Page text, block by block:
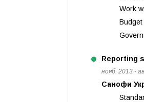
Work
Reporting
нояб. 2013 -
Санофи